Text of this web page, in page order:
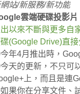
站/新服務/新功能
雲端硬碟投影
以來不斷與更多自
(Google Drive)直
年4月推出時，
天的更新，不只可
上，而且是連
果你在分享文件、